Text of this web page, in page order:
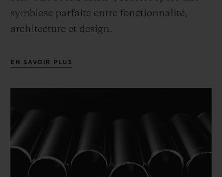
symbiose parfaite entre fonctionnalité,
architecture et design.
EN SAVOIR PLUS